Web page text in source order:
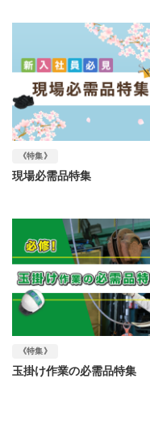
《特集》
現場必需品特集
《特集》
玉掛け作業の必需品特集